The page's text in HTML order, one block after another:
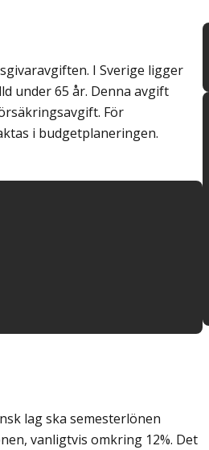
I Sverige ligger
under 65 år. Denna avgift
För
i budgetplaneringen.
lag ska semesterlönen
vanligtvis omkring 12%. Det